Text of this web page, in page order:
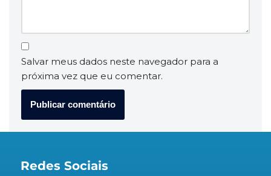
Salvar meus dados neste navegador para a
próxima vez que eu comentar.
Redes Sociais